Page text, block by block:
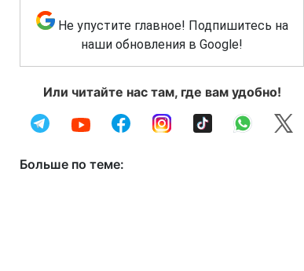
Не упустите главное! Подпишитесь на
наши обновления в Google!
Или читайте нас там, где вам удобно!
Больше по теме: